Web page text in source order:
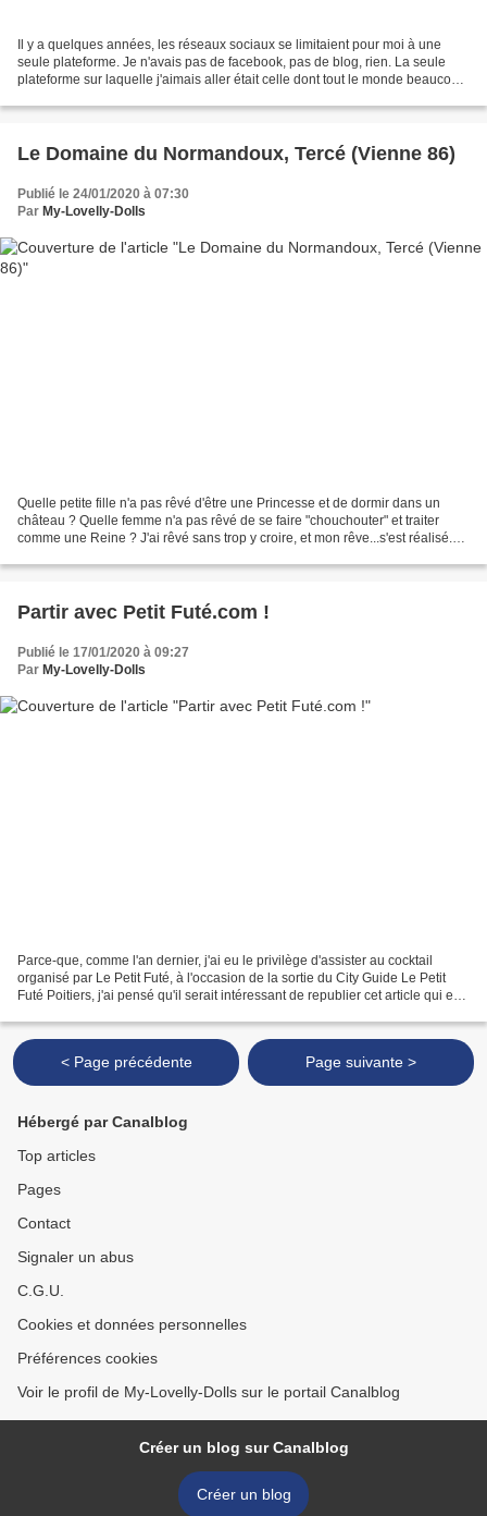
Il y a quelques années, les réseaux sociaux se limitaient pour moi à une
seule plateforme. Je n'avais pas de facebook, pas de blog, rien. La seule
plateforme sur laquelle j'aimais aller était celle dont tout le monde beaucoup
Le Domaine du Normandoux, Tercé (Vienne 86)
Publié le 24/01/2020 à 07:30
Par My-Lovelly-Dolls
Quelle petite fille n'a pas rêvé d'être une Princesse et de dormir dans un
château ? Quelle femme n'a pas rêvé de se faire "chouchouter" et traiter
comme une Reine ? J'ai rêvé sans trop y croire, et mon rêve...s'est réalisé.
Partir avec Petit Futé.com !
Publié le 17/01/2020 à 09:27
Par My-Lovelly-Dolls
Parce-que, comme l'an dernier, j'ai eu le privilège d'assister au cocktail
organisé par Le Petit Futé, à l'occasion de la sortie du City Guide Le Petit
Futé Poitiers, j'ai pensé qu'il serait intéressant de republier cet article qui est
< Page précédente Page suivante >
Hébergé par Canalblog
Top articles
Pages
Contact
Signaler un abus
C.G.U.
Cookies et données personnelles
Préférences cookies
Voir le profil de My-Lovelly-Dolls sur le portail Canalblog
Créer un blog sur Canalblog
Créer un blog